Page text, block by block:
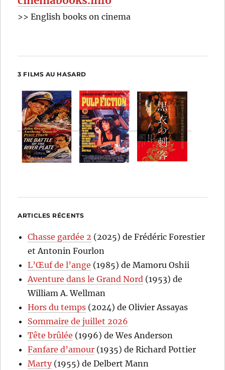
>> English books on cinema
3 FILMS AU HASARD
ARTICLES RÉCENTS
Chasse gardée 2 (2025) de Frédéric Forestier
et Antonin Fourlon
L’Œuf de l’ange (1985) de Mamoru Oshii
Aventure dans le Grand Nord (1953) de
William A. Wellman
Hors du temps (2024) de Olivier Assayas
Sommaire de juillet 2026
Tête brûlée (1996) de Wes Anderson
Fanfare d’amour (1935) de Richard Pottier
Marty(1955) de Delbert Mann